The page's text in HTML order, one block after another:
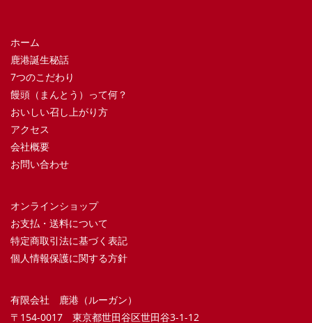
ホーム
鹿港誕生秘話
7つのこだわり
饅頭（まんとう）って何？
おいしい召し上がり方
アクセス
会社概要
お問い合わせ
オンラインショップ
お支払・送料について
特定商取引法に基づく表記
個人情報保護に関する方針
有限会社 鹿港（ルーガン）
〒154-0017 東京都世田谷区世田谷3-1-12